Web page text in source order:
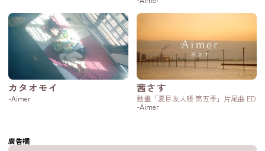
カタオモイ
-Aimer
茜さす
動畫「夏目友人帳 第五季」片尾曲 ED
-Aimer
廣告欄